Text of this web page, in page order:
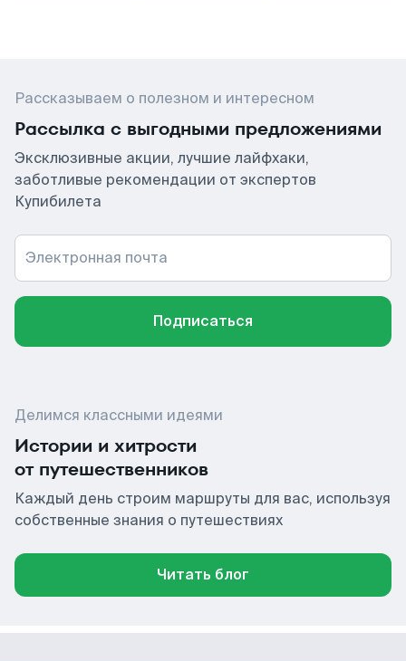
Рассказываем о полезном и интересном
Рассылка с выгодными предложениями
Эксклюзивные акции, лучшие лайфхаки,
заботливые рекомендации от экспертов
Купибилета
Электронная почта
Подписаться
Делимся классными идеями
Истории и хитрости
от путешественников
Каждый день строим маршруты для вас, используя
собственные знания о путешествиях
Читать блог